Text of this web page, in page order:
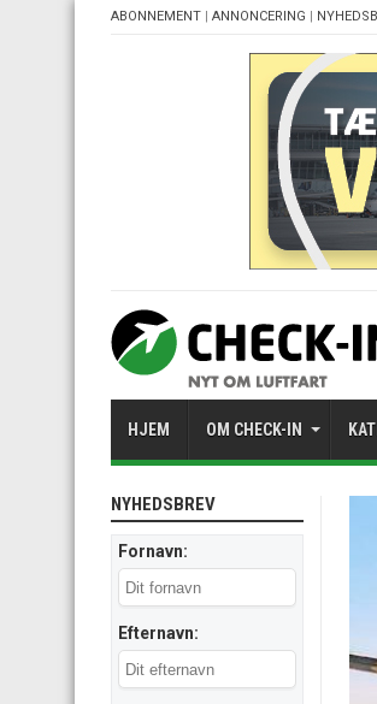
ABONNEMENT | ANNONCERING |
HJEM OM CHECK-IN
NYHEDSBREV
Fornavn:
Efternavn: